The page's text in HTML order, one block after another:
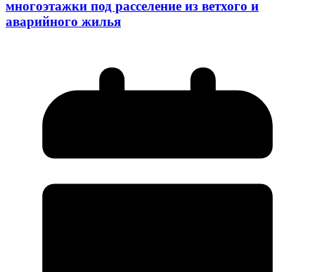
многоэтажки под расселение из ветхого и
аварийного жилья